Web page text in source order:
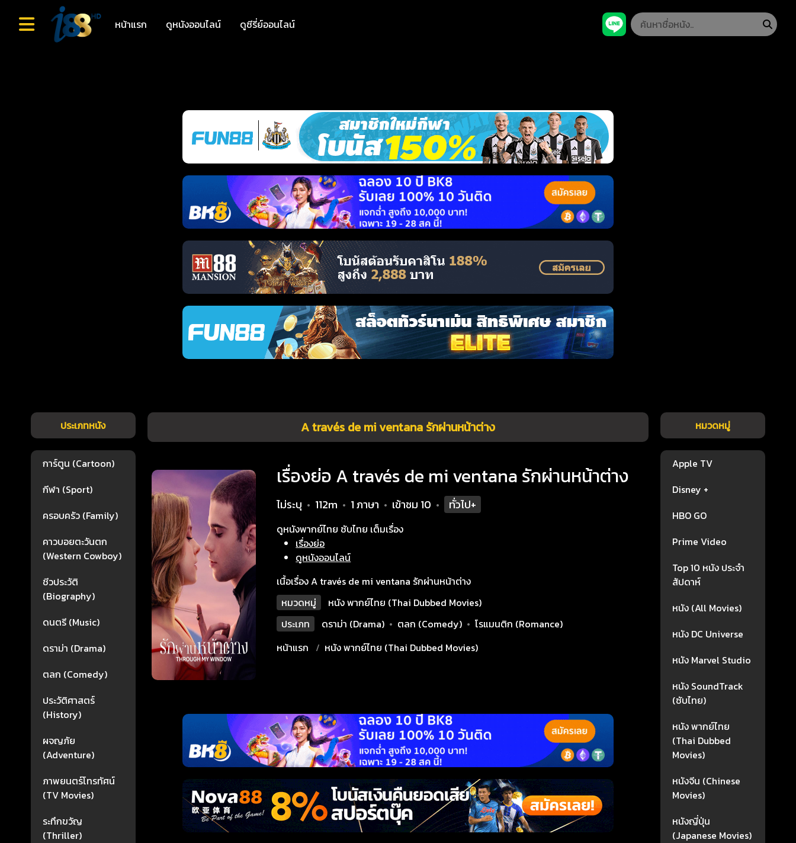
หน้าแรก ดูหนังออนไลน์ ดูซีรี่ย์ออนไลน์
ประเภทหนัง
การ์ตูน (Cartoon)
กีฬา (Sport)
ครอบครัว (Family)
คาวบอยตะวันตก
(Western Cowboy)
ชีวประวัติ
(Biography)
ดนตรี (Music)
ดราม่า (Drama)
ตลก (Comedy)
ประวัติศาสตร์
(History)
ผจญภัย
(Adventure)
ภาพยนตร์โทรทัศน์
(TV Movies)
ระทึกขวัญ
(Thriller)
A través de mi ventana รักผ่านหน้าต่าง
เรื่องย่อ A través de mi ventana รักผ่านหน้าต่าง
ไม่ระบุ • 112m • 1 ภาษา • เข้าชม 10 • ทั่วไป+
ดูหนังพากย์ไทย ซับไทย เต็มเรื่อง
เรื่องย่อ
ดูหนังออนไลน์
เนื้อเรื่อง A través de mi ventana รักผ่านหน้าต่าง
หมวดหมู่
หนัง พากย์ไทย (Thai Dubbed Movies)
ประเภท
ดราม่า (Drama) • ตลก (Comedy) • โรแมนติก (Romance)
หน้าแรก
หนัง พากย์ไทย (Thai Dubbed Movies)
หมวดหมู่
Apple TV
Disney +
HBO GO
Prime Video
Top 10 หนัง ประจำ
สัปดาห์
หนัง (All Movies)
หนัง DC Universe
หนัง Marvel Studio
หนัง SoundTrack
(ซับไทย)
หนัง พากย์ไทย
(Thai Dubbed
Movies)
หนังจีน (Chinese
Movies)
หนังญี่ปุ่น
(Japanese Movies)